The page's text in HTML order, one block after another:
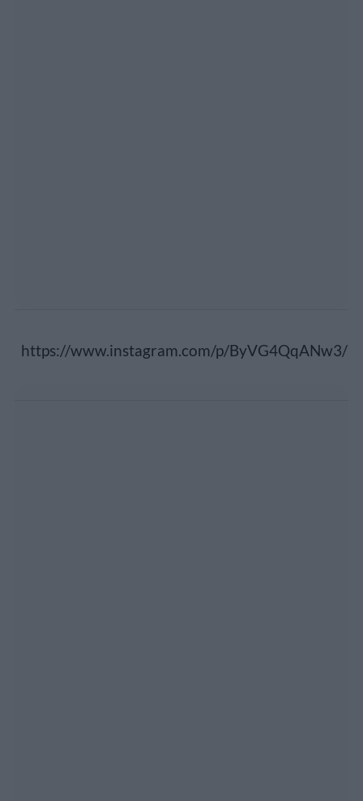
https://www.instagram.com/p/ByVG4QqANw3/